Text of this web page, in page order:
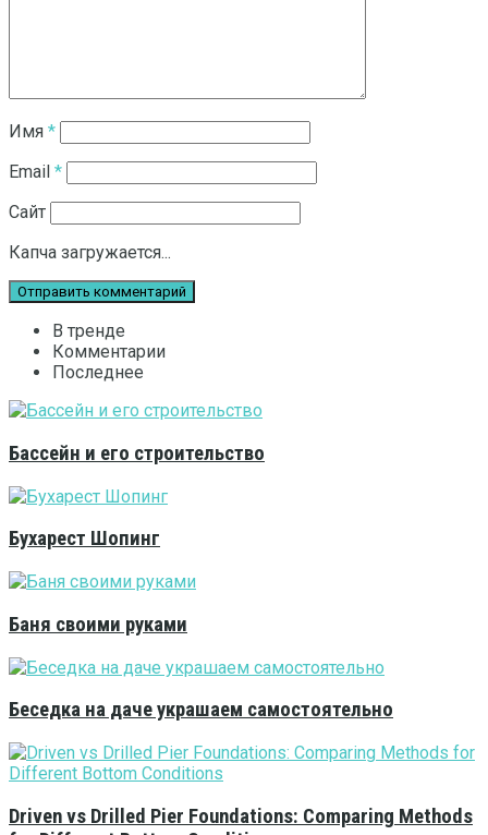
Имя *
Email *
Сайт
Капча загружается...
В тренде
Комментарии
Последнее
Бассейн и его строительство
Бухарест Шопинг
Баня своими руками
Беседка на даче украшаем самостоятельно
Driven vs Drilled Pier Foundations: Comparing Methods